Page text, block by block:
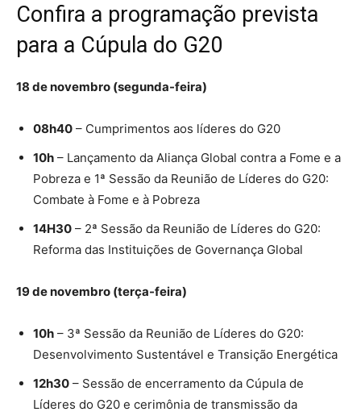
Confira a programação prevista
para a Cúpula do G20
18 de novembro (segunda-feira)
08h40 – Cumprimentos aos líderes do G20
10h – Lançamento da Aliança Global contra a Fome e a
Pobreza e 1ª Sessão da Reunião de Líderes do G20:
Combate à Fome e à Pobreza
14H30 – 2ª Sessão da Reunião de Líderes do G20:
Reforma das Instituições de Governança Global
19 de novembro (terça-feira)
10h – 3ª Sessão da Reunião de Líderes do G20:
Desenvolvimento Sustentável e Transição Energética
12h30 – Sessão de encerramento da Cúpula de
Líderes do G20 e cerimônia de transmissão da